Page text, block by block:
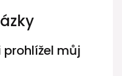
prohlížel můj